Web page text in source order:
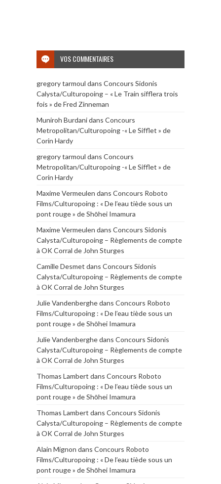
VOS COMMENTAIRES
gregory tarmoul dans Concours Sidonis
Calysta/Culturopoing – « Le Train sifflera trois
fois » de Fred Zinneman
Muniroh Burdanidans Concours
Metropolitan/Culturopoing -« Le Sifflet » de
Corin Hardy
gregory tarmoul dans Concours
Metropolitan/Culturopoing -« Le Sifflet » de
Corin Hardy
Maxime Vermeulen dans Concours Roboto
Films/Culturopoing : « De l’eau tiède sous un
pont rouge » de Shōhei Imamura
Maxime Vermeulen dans Concours Sidonis
Calysta/Culturopoing – Règlements de compte
à OK Corral de John Sturges
Camille Desmet dans Concours Sidonis
Calysta/Culturopoing – Règlements de compte
à OK Corral de John Sturges
Julie Vandenberghedans Concours Roboto
Films/Culturopoing : « De l’eau tiède sous un
pont rouge » de Shōhei Imamura
Julie Vandenberghedans Concours Sidonis
Calysta/Culturopoing – Règlements de compte
à OK Corral de John Sturges
Thomas Lambert dans Concours Roboto
Films/Culturopoing : « De l’eau tiède sous un
pont rouge » de Shōhei Imamura
Thomas Lambert dans Concours Sidonis
Calysta/Culturopoing – Règlements de compte
à OK Corral de John Sturges
Alain Mignon dans Concours Roboto
Films/Culturopoing : « De l’eau tiède sous un
pont rouge » de Shōhei Imamura